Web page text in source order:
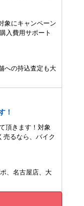
象にキャンペーン
入費用サポート
への持込査定も大
！
頂きます！対象
売るなら、バイク
、名古屋店、大